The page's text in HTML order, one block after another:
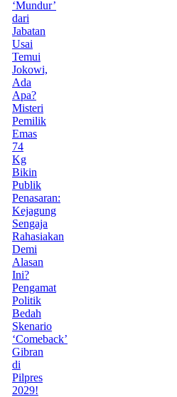
‘Mundur’
dari
Jabatan
Usai
Temui
Jokowi,
Ada
Apa?
Misteri
Pemilik
Emas
74
Kg
Bikin
Publik
Penasaran:
Kejagung
Sengaja
Rahasiakan
Demi
Alasan
Ini?
Pengamat
Politik
Bedah
Skenario
‘Comeback’
Gibran
di
Pilpres
2029!